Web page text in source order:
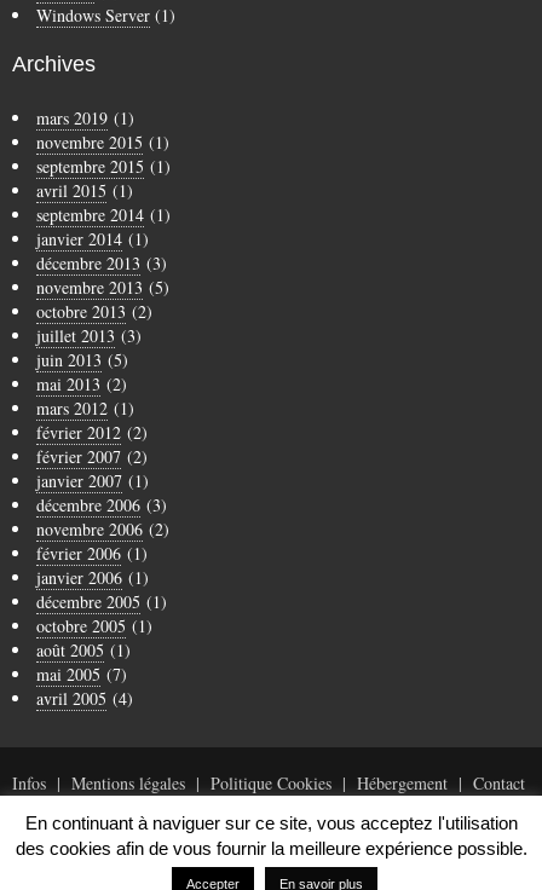
Windows Server (1)
Archives
mars 2019 (1)
novembre 2015 (1)
septembre 2015 (1)
avril 2015 (1)
septembre 2014 (1)
janvier 2014 (1)
décembre 2013 (3)
novembre 2013 (5)
octobre 2013 (2)
juillet 2013 (3)
juin 2013 (5)
mai 2013 (2)
mars 2012 (1)
février 2012 (2)
février 2007 (2)
janvier 2007 (1)
décembre 2006 (3)
novembre 2006 (2)
février 2006 (1)
janvier 2006 (1)
décembre 2005 (1)
octobre 2005 (1)
août 2005 (1)
mai 2005 (7)
avril 2005 (4)
Infos Mentions légales Politique Cookies Hébergement Contact
© Copyright 1996-2019 Arnaud Tanchoux
En continuant à naviguer sur ce site, vous acceptez l'utilisation
des cookies afin de vous fournir la meilleure expérience possible.
Accepter En savoir plus